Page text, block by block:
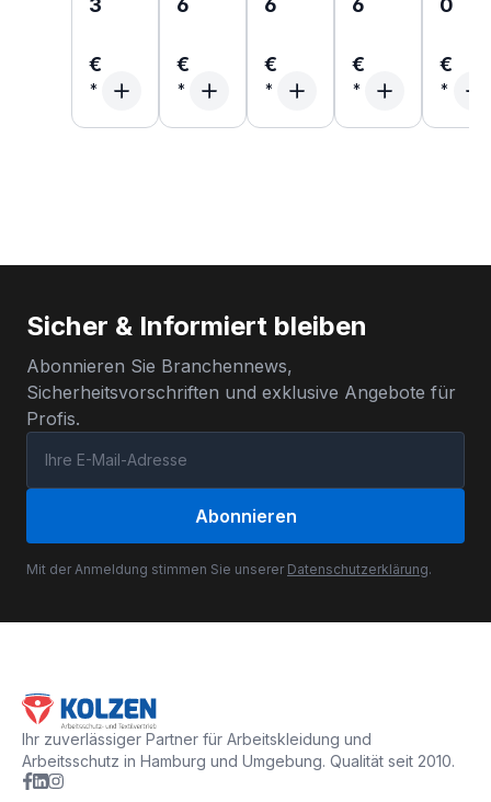
3
€
6
€
6
€
6
€
0
€
Sicher & Informiert bleiben
Abonnieren Sie Branchennews,
Sicherheitsvorschriften und exklusive Angebote für
Profis.
Abonnieren
Mit der Anmeldung stimmen Sie unserer Datenschutzerklärung.
Ihr zuverlässiger Partner für Arbeitskleidung und
Arbeitsschutz in Hamburg und Umgebung. Qualität seit 2010.